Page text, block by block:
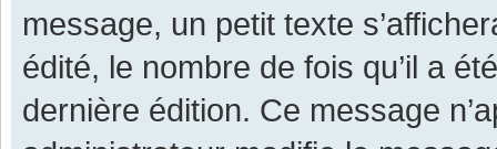
message, un petit texte
édité, le nombre de fois qu’il a
dernière édition. Ce message